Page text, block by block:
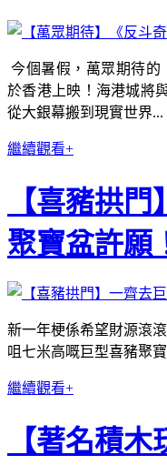
今個暑假，萬眾期待的
於香港上映！海港城將
從大銀幕搬到現實世界...
繼續觀看+
【喜豬拱
聚寶盆許願
新一年梗係希望財源滾
咀七米高嘅巨型喜豬聚
繼續觀看+
【著名積